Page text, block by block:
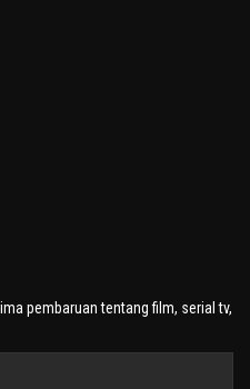
pembaruan tentang film, serial tv,